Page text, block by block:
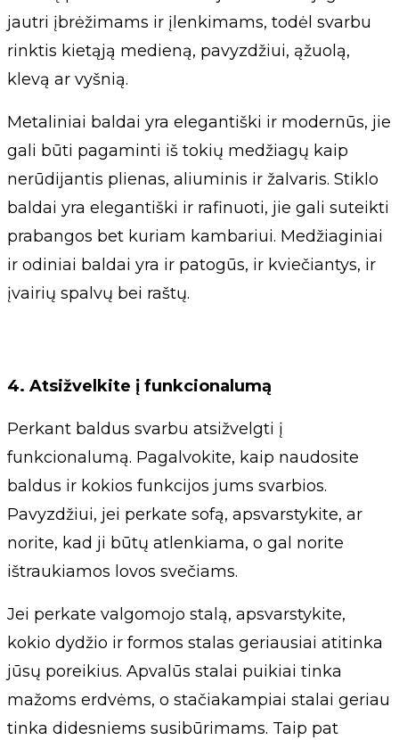
jautri įbrėžimams ir įlenkimams, todėl svarbu
rinktis kietąją medieną, pavyzdžiui, ąžuolą,
klevą ar vyšnią.
Metaliniai baldai yra elegantiški ir modernūs, jie
gali būti pagaminti iš tokių medžiagų kaip
nerūdijantis plienas, aliuminis ir žalvaris. Stiklo
baldai yra elegantiški ir rafinuoti, jie gali suteikti
prabangos bet kuriam kambariui. Medžiaginiai
ir odiniai baldai yra ir patogūs, ir kviečiantys, ir
įvairių spalvų bei raštų.
4. Atsižvelkite į funkcionalumą
Perkant baldus svarbu atsižvelgti į
funkcionalumą. Pagalvokite, kaip naudosite
baldus ir kokios funkcijos jums svarbios.
Pavyzdžiui, jei perkate sofą, apsvarstykite, ar
norite, kad ji būtų atlenkiama, o gal norite
ištraukiamos lovos svečiams.
Jei perkate valgomojo stalą, apsvarstykite,
kokio dydžio ir formos stalas geriausiai atitinka
jūsų poreikius. Apvalūs stalai puikiai tinka
mažoms erdvėms, o stačiakampiai stalai geriau
tinka didesniems susibūrimams. Taip pat